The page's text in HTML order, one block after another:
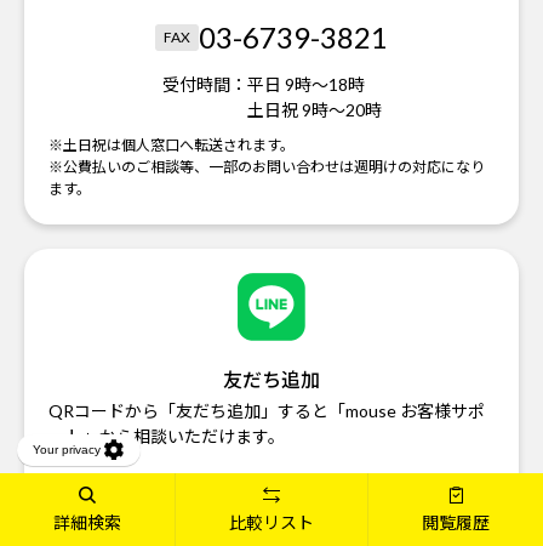
詳細検索 比較リスト 閲覧履歴
FAX 03-6739-3821
受付時間： 平日 9時～18時
土日祝 9時～20時
※土日祝は個人窓口へ転送されます。
※公費払いのご相談等、一部のお問い合わせは週明けの対応になり
ます。
友だち追加
QRコードから「友だち追加」すると「mouse お客様サポ
ート」から相談いただけます。
友だち追加はこちら